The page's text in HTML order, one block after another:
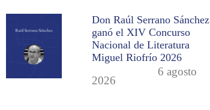
Don Raúl Serrano Sánchez
ganó el XIV Concurso
Nacional de Literatura
Miguel Riofrío 2026
6 agosto
2026